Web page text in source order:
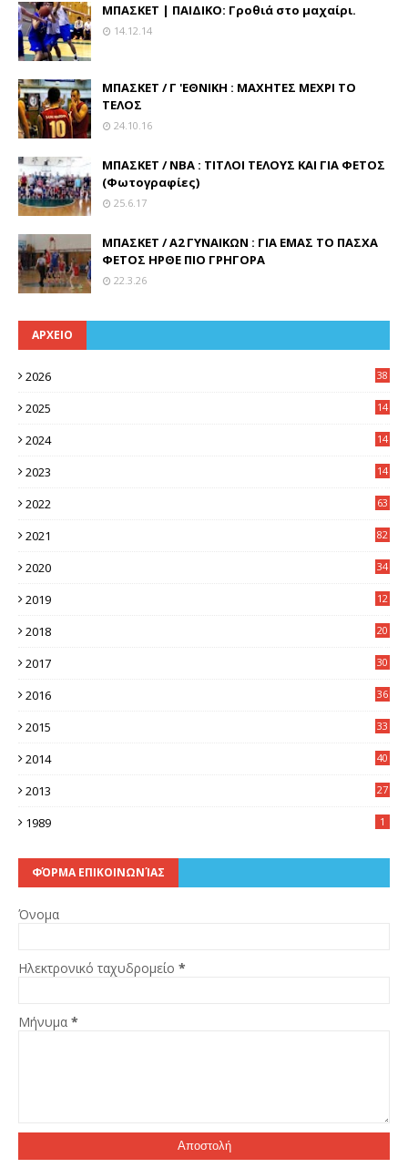
ΜΠΑΣΚΕΤ | ΠΑΙΔΙΚΟ: Γροθιά στο μαχαίρι.
14.12.14
ΜΠΑΣΚΕΤ / Γ 'ΕΘΝΙΚΗ : ΜΑΧΗΤΕΣ ΜΕΧΡΙ ΤΟ
ΤΕΛΟΣ
24.10.16
ΜΠΑΣΚΕΤ / ΝΒΑ : ΤΙΤΛΟΙ ΤΕΛΟΥΣ ΚΑΙ ΓΙΑ ΦΕΤΟΣ
(Φωτογραφίες)
25.6.17
ΜΠΑΣΚΕΤ / Α2 ΓΥΝΑΙΚΩΝ : ΓΙΑ ΕΜΑΣ ΤΟ ΠΑΣΧΑ
ΦΕΤΟΣ ΗΡΘΕ ΠΙΟ ΓΡΗΓΟΡΑ
22.3.26
ΑΡΧΕΙΟ
2026 38
2025
14
2024
14
2023
14
2022 63
2021 82
2020 34
2019
12
2018
20
2017
30
2016
36
2015
33
2014
40
2013
27
1989 1
ΦΌΡΜΑ ΕΠΙΚΟΙΝΩΝΊΑΣ
Όνομα
Ηλεκτρονικό ταχυδρομείο *
Μήνυμα *